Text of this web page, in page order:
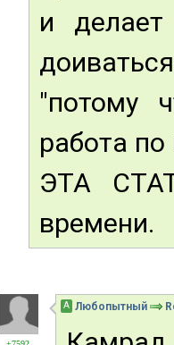
и
"потому
работа
ЭТА
времени.
А Любопытный